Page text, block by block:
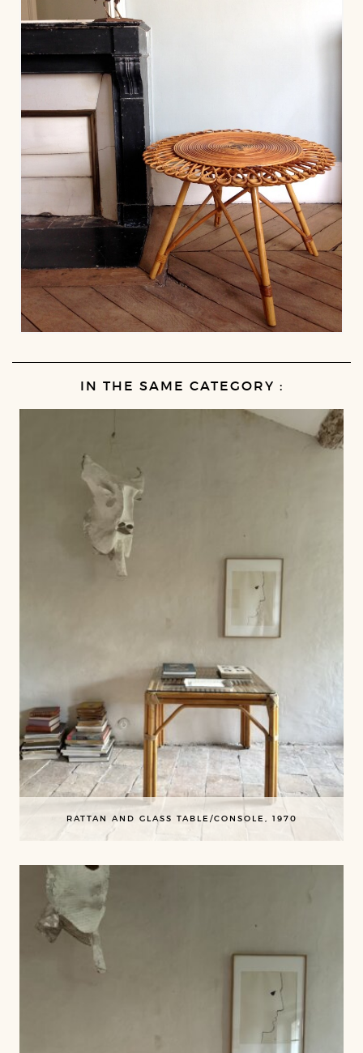
IN THE SAME CATEGORY :
RATTAN AND GLASS TABLE/CONSOLE, 1970